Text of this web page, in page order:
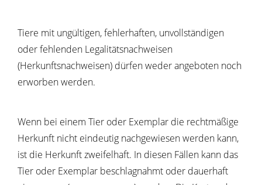
Tiere mit ungültigen, fehlerhaften, unvollständigen
oder fehlenden Legalitätsnachweisen
(Herkunftsnachweisen) dürfen weder angeboten noch
erworben werden.
Wenn bei einem Tier oder Exemplar die rechtmäßige
Herkunft nicht eindeutig nachgewiesen werden kann,
ist die Herkunft zweifelhaft. In diesen Fällen kann das
Tier oder Exemplar beschlagnahmt oder dauerhaft